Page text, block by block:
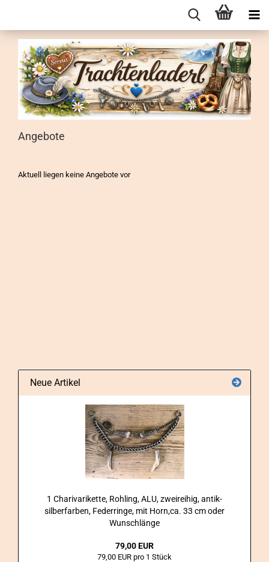
Angebote
Aktuell liegen keine Angebote vor
Neue Artikel
1 Cha­ri­va­ri­ket­te, Roh­ling, ALU, zwei­rei­hig, antik-​
silberfarben, Fe­der­rin­ge, mit Horn,ca. 33 cm oder
Wunsch­län­ge
79,00 EUR
79,00 EUR pro 1 Stück